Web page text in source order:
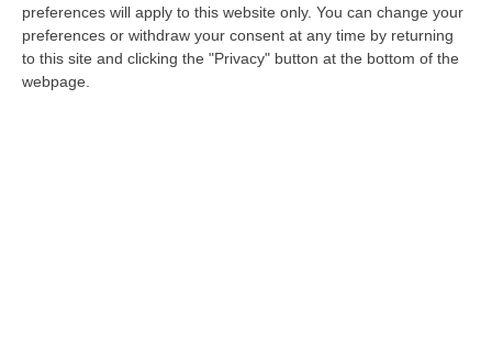
preferences will apply to this website only. You can change your
preferences or withdraw your consent at any time by returning
to this site and clicking the "Privacy" button at the bottom of the
webpage.
lavori poco attr…
Pubblicato il: 27/08/23 – 15:06